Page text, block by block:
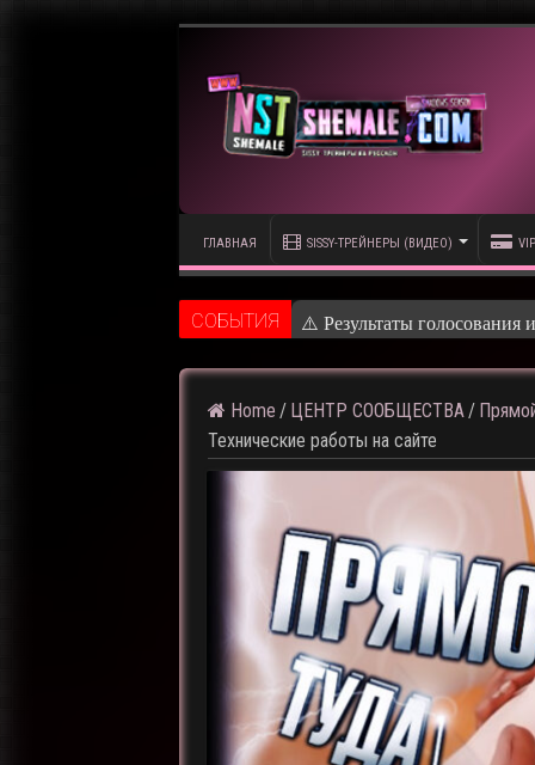
ГЛАВНАЯ SISSY-ТРЕЙНЕРЫ (ВИДЕО)
CОБЫТИЯ ⚠️ Кадры из предсто
Home / ЦЕНТР СООБЩЕСТВА /
Технические работы на сайте